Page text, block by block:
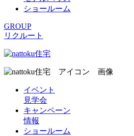
ショールーム
GROUP
リクルート
イベント
見学会
キャンペーン
情報
ショールーム